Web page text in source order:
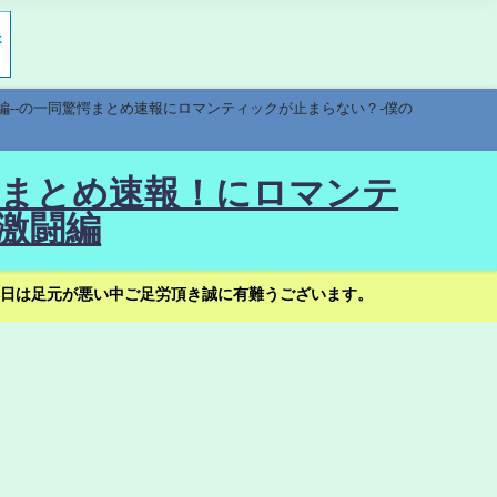
の一同驚愕まとめ速報にロマンティックが止まらない？-僕の
とめ速報！にロマンテ
闘編
足元が悪い中ご足労頂き誠に有難うございます。